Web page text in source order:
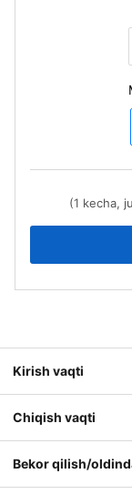
(1 kecha,
Kirish vaqti
Chiqish vaqti
Bekor qilish/